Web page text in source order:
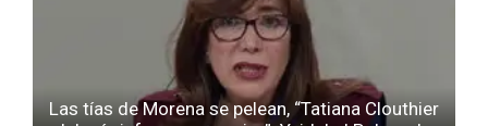
Las tías de Morena se pelean, “Tatiana Clouthier